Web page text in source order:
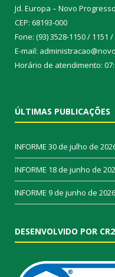
Jd. Europa – Novo
CEP: 68193-000
Fone: (93) 3528-1150 / 1151
E-mail:
Horário de atendimento:
ÚLTIMAS PUBLICAÇÕES
INFORME 30 de julho de
INFORME 18 de junho de
INFORME 9 de junho de 2026
DESENVOLVIDO POR CR2